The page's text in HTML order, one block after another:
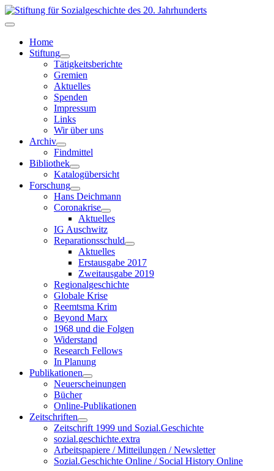
Home
Stiftung
Tätigkeitsberichte
Gremien
Aktuelles
Spenden
Impressum
Links
Wir über uns
Archiv
Findmittel
Bibliothek
Katalogübersicht
Forschung
Hans Deichmann
Coronakrise
Aktuelles
IG Auschwitz
Reparationsschuld
Aktuelles
Erstausgabe 2017
Zweitausgabe 2019
Regionalgeschichte
Globale Krise
Reemtsma Krim
Beyond Marx
1968 und die Folgen
Widerstand
Research Fellows
In Planung
Publikationen
Neuerscheinungen
Bücher
Online-Publikationen
Zeitschriften
Zeitschrift 1999 und Sozial.Geschichte
sozial.geschichte.extra
Arbeitspapiere / Mitteilungen / Newsletter
Sozial.Geschichte Online / Social History Online